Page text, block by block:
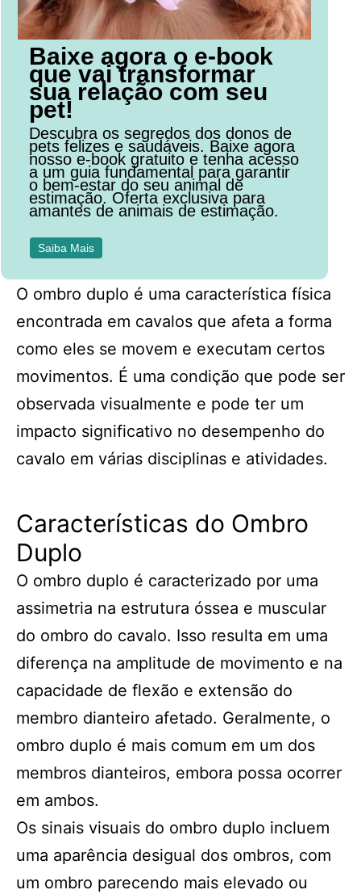
Baixe agora o e-book
que vai transformar
sua relação com seu
pet!
Descubra os segredos dos donos de
pets felizes e saudáveis. Baixe agora
nosso e-book gratuito e tenha acesso
a um guia fundamental para garantir
o bem-estar do seu animal de
estimação. Oferta exclusiva para
amantes de animais de estimação.
Saiba Mais
O ombro duplo é uma característica física
encontrada em cavalos que afeta a forma
como eles se movem e executam certos
movimentos. É uma condição que pode ser
observada visualmente e pode ter um
impacto significativo no desempenho do
cavalo em várias disciplinas e atividades.
Características do Ombro
Duplo
O ombro duplo é caracterizado por uma
assimetria na estrutura óssea e muscular
do ombro do cavalo. Isso resulta em uma
diferença na amplitude de movimento e na
capacidade de flexão e extensão do
membro dianteiro afetado. Geralmente, o
ombro duplo é mais comum em um dos
membros dianteiros, embora possa ocorrer
em ambos.
Os sinais visuais do ombro duplo incluem
uma aparência desigual dos ombros, com
um ombro parecendo mais elevado ou